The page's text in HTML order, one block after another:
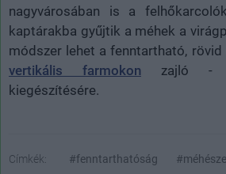
nagyvárosában is a
kaptárakba gyűjtik a méhek a
módszer lehet a fenntartható,
vertikális farmokon zajló -
kiegészítésére.
Címkék: #fenntarthatóság